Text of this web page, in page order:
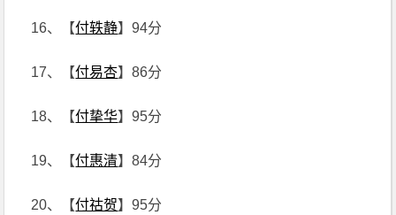
16、【付轶静】94分
17、【付易杏】86分
18、【付挚华】95分
19、【付惠清】84分
20、【付祜贺】95分